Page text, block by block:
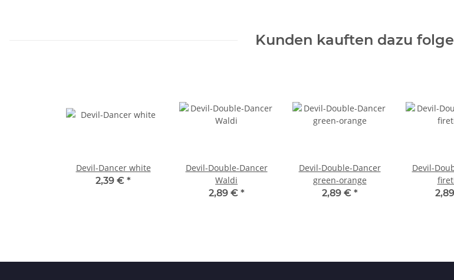
Kunden kauften dazu
Devil-Dancer white
2,39 € *
Devil-Double-Dancer
Waldi
2,89 € *
Devil-Double-Dancer
green-orange
2,89 € *
Devil-